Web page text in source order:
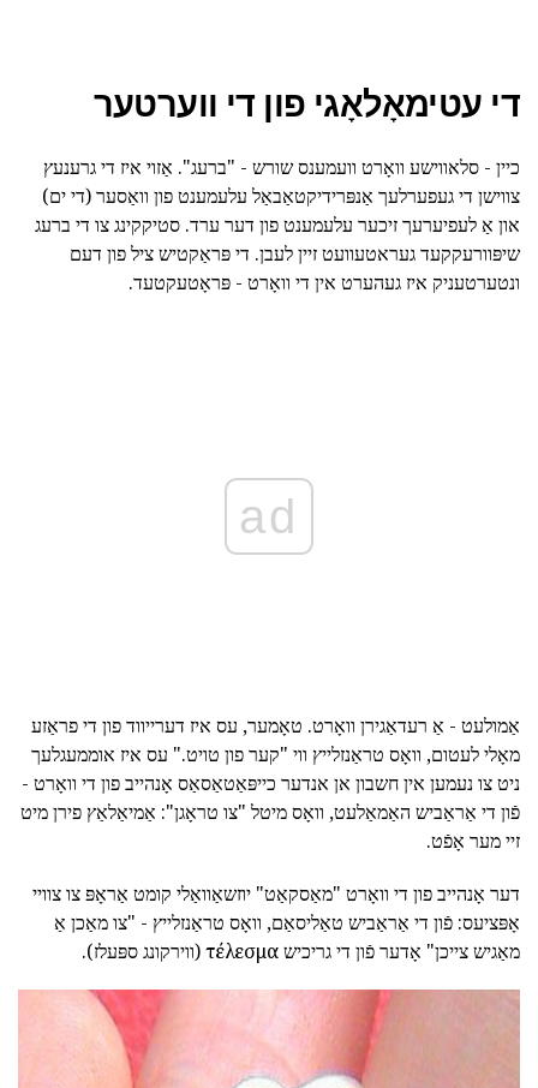
די עטימאָלאָגי פון די ווערטער
כיין - סלאווישע וואָרט וועמענס שורש - "ברעג". אַזוי איז די גרענעץ
צווישן די געפערלעך אַנפּרידיקטאַבאַל עלעמענט פון וואַסער (די ים)
און אַ לעפיערעך זיכער עלעמענט פון דער ערד. סטיקקינג צו די ברעג
שיפּוורעקקעד געראטעוועט זיין לעבן. די פּראַקטיש ציל פון דעם
ונטערטעניק איז געהערט אין די וואָרט - פּראָטעקטעד.
ad
אַמולעט - אַ רעדאַגירן וואָרט. טאָמער, עס איז דערייווד פון די פראַזע
מאָלי לעטום, וואָס טראַנזלייץ ווי "קער פון טויט." עס איז אוממעגלעך
ניט צו נעמען אין חשבון אן אנדער כייפּאַטאַסאַס אָנהייב פון די וואָרט -
פֿון די אַראַביש האַמאַלעט, וואָס מיטל "צו טראָגן": אַמיאַלאַץ פירן מיט
זיי מער אָפֿט.
דער אָנהייב פון די וואָרט "מאַסקאַט" יוזשאַוואַלי קומט אַראָפּ צו צוויי
אָפּציעס: פֿון די אַראַביש טאַליסאַם, וואָס טראַנזלייץ - "צו מאַכן אַ
מאַגיש צייכן" אָדער פֿון די גריכיש τέλεσμα (ווירקונג ספּעלז).